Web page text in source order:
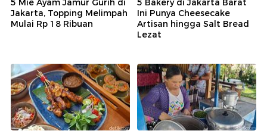
Jakarta, Topping Melimpah
Mulai Rp 18 Ribuan
Ini Punya Cheesecake
Artisan hingga Salt Bread
Lezat